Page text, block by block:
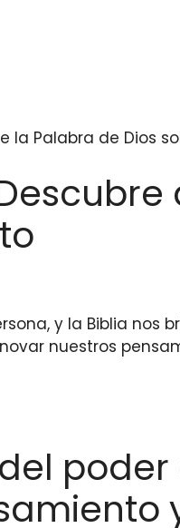
la Palabra de Dios
y la Biblia nos
nuestros